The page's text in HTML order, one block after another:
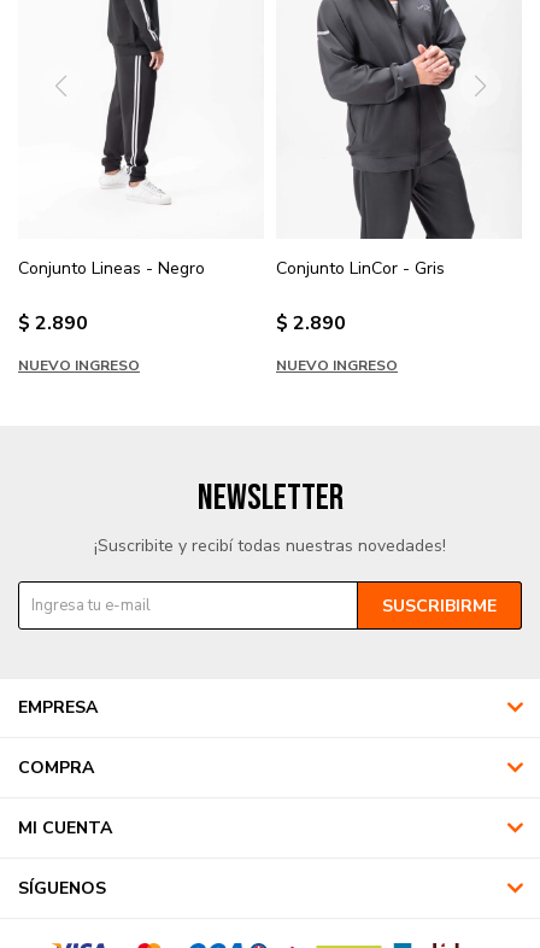
Conjunto Lineas - Negro
$ 2.890
NUEVO INGRESO
Conjunto LinCor - Gris
$ 2.890
NUEVO INGRESO
EMPRESA
COMPRA
MI CUENTA
SÍGUENOS
NEWSLETTER
¡Suscribite y recibí todas nuestras novedades!
SUSCRIBIRME